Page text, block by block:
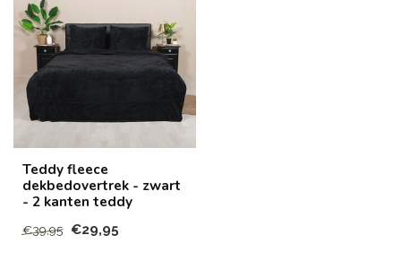
Teddy fleece
dekbedovertrek - zwart
- 2 kanten teddy
€39,95 €29,95